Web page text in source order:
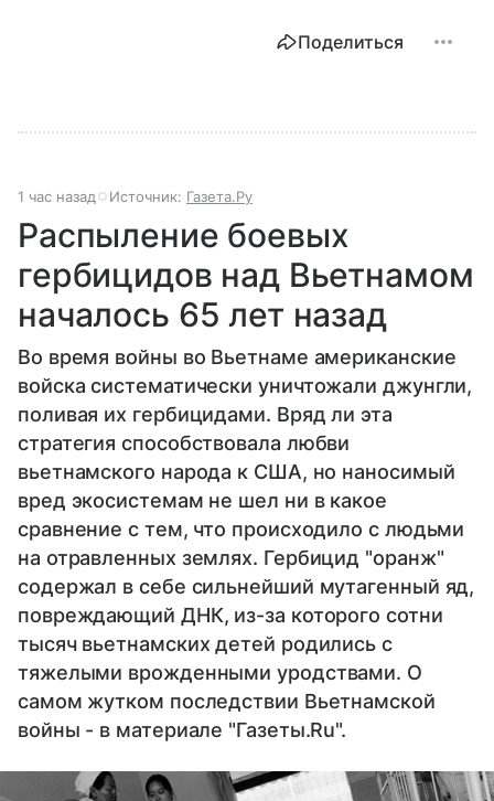
Поделиться
1 час назад Источник: Газета.Ру
Распыление боевых
гербицидов над Вьетнамом
началось 65 лет назад
Во время войны во Вьетнаме американские
войска систематически уничтожали джунгли,
поливая их гербицидами. Вряд ли эта
стратегия способствовала любви
вьетнамского народа к США, но наносимый
вред экосистемам не шел ни в какое
сравнение с тем, что происходило с людьми
на отравленных землях. Гербицид "оранж"
содержал в себе сильнейший мутагенный яд,
повреждающий ДНК, из-за которого сотни
тысяч вьетнамских детей родились с
тяжелыми врожденными уродствами. О
самом жутком последствии Вьетнамской
войны - в материале "Газеты.Ru".